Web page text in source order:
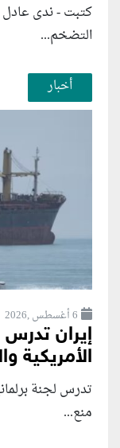
كتبت - ندى
التضخم...
أخبار
6 أغسطس ,2026
إيران تدرس
الأمريكية
تدرس لجنة
منع...